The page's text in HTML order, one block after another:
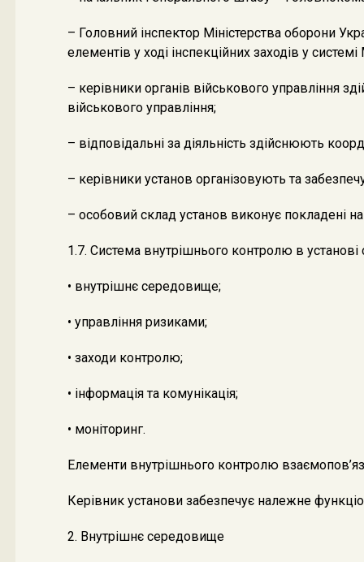
– Головний інспектор Міністерства оборони
елементів у ході інспекційних заходів у
– керівники органів військового управління
військового управління;
– відповідальні за діяльність здійснюють
– керівники установ організовують та
– особовий склад установ виконує покладені
1.7. Система внутрішнього контролю в установі
• внутрішнє середовище;
• управління ризиками;
• заходи контролю;
• інформація та комунікація;
• моніторинг.
Елементи внутрішнього контролю
Керівник установи забезпечує належне
2. Внутрішнє середовище